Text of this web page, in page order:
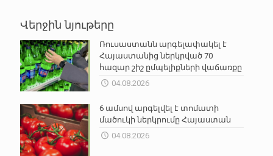
Վերջին նյութերը
Ռուսաստանն արգելափակել է
Հայաստանից ներկրված 70
հազար շիշ ըմպելիքների վաճառքը
04.08.2026
6 ամսով արգելվել է տոմատի
մածուկի ներկրումը Հայաստան
04.08.2026